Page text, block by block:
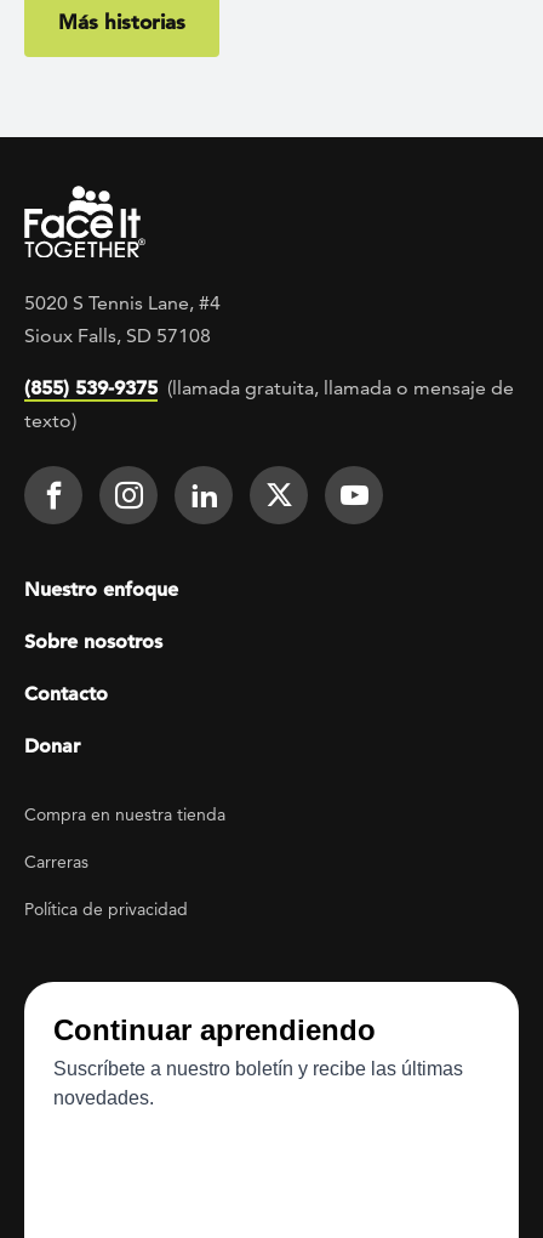
Más historias
5020 S Tennis Lane, #4
Sioux Falls, SD 57108
(855) 539-9375 (llamada gratuita, llamada o mensaje de
texto)
Footer Social
Face It TOGETHER on Facebook
Face It TOGETHER on
Face It TOGETHER on
Face ItFace It
Footer menu
Nuestro enfoque
Sobre nosotros
Contacto
Donar
Footer Utility
Compra en nuestra tienda
Carreras
Política de privacidad